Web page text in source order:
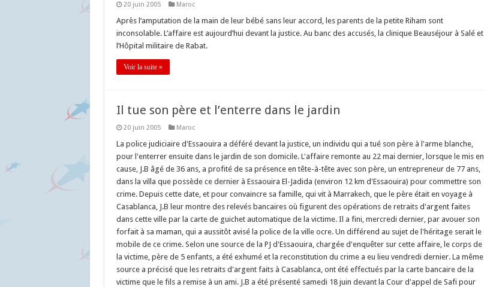
20 juin 2005 Maroc
Après l’amputation de la main de leur bébé sans leur accord, les parents de la petite Riham sont
inconsolable. L’affaire est aujourd’hui devant la justice. Au banc des accusés, la clinique Beauséjour à Salé et
l’Hôpital militaire de Rabat.
Voir la suite »
Il tue son père et l’enterre dans le jardin
20 juin 2005 Maroc
La police judiciaire d'Essaouira a déféré devant la justice, un individu qui a tué son père à l'arme blanche,
pour l'enterrer ensuite dans le jardin de son domicile. L'affaire remonte au 22 mai dernier, lorsque le mis en
cause, J.B âgé de 36 ans, a profité de sa présence en tête-à-tête avec son père, un entrepreneur de 77 ans,
dans la villa que possède ce dernier à Essaouira El-Jadida (environ 12 km d'Essaouira) pour commettre son
crime. Depuis cette date, et pour convaincre sa famille, qui vit à Marrakech, que le père était en voyage à
Casablanca, J.B leur montre des relevés bancaires où figurent des opérations de retraits d'argent faites
dans cette ville par la carte de guichet automatique de la victime. Il a fini, mercredi dernier, par avouer son
forfait à sa maman, qui a aussitôt avisé la police de la ville ocre. Un différend au sujet de l'héritage serait le
mobile de ce crime. Selon une source de la PJ d'Essaouira, chargée d'enquêter sur cette affaire, le corps de
la victime, père de 5 enfants, a été exhumé et la reconstitution du crime a eu lieu vendredi dernier. La même
source a précisé que les retraits d'argent faits à Casablanca, ont été effectués par la carte bancaire de la
victime que le fils a remise à un ami. J.B a été présenté samedi 18 juin devant la Cour d'appel de Safi pour